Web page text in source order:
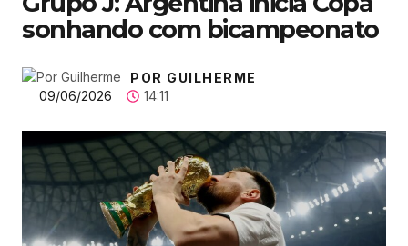
sonhando com bicampeonato
POR GUILHERME
09/06/2026
14:11